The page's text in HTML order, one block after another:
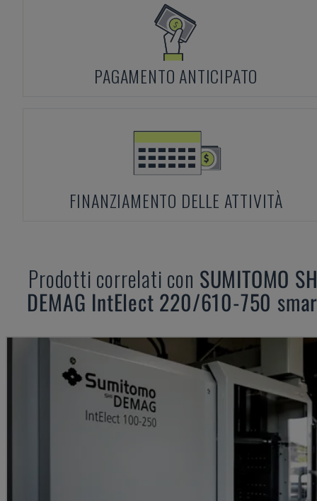
PAGAMENTO ANTICIPATO
FINANZIAMENTO DELLE ATTIVITÀ
Prodotti correlati con SUMITOMO
DEMAG IntElect 220/610-750